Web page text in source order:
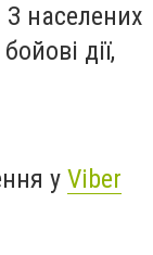
З населених
дії,
у Viber